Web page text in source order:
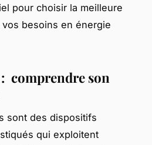
pour choisir la meilleure
besoins en énergie
comprendre son
sont des dispositifs
qui exploitent